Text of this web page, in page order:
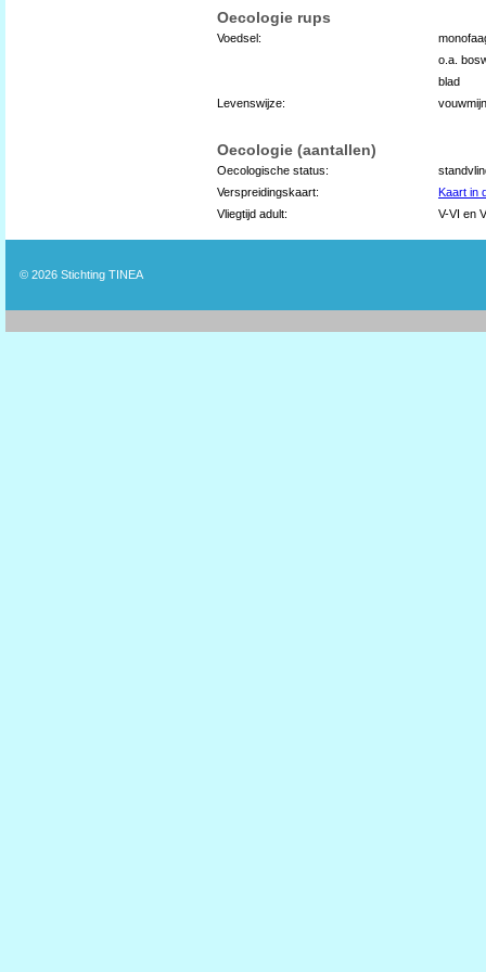
Oecologie rups
Voedsel:
o.a.
blad
Levenswijze:
vouwmijn
Oecologie (aantallen)
Oecologische status:
Verspreidingskaart:
Kaart in
Vliegtijd adult:
V-VI en
© 2026 Stichting TINEA